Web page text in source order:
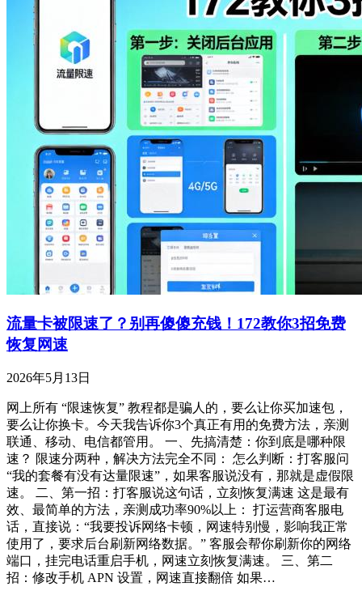
流量卡被限速了？别再傻傻充钱！172教你3招免费
恢复网速
2026年5月13日
网上所有 “限速恢复” 教程都是骗人的，要么让你买加速包，
要么让你换卡。今天我告诉你3个真正有用的免费方法，亲测
联通、移动、电信都管用。 一、先搞清楚：你到底是哪种限
速？ 限速分两种，解决方法完全不同： 怎么判断：打客服问
“我的套餐有没有达量限速”，如果客服说没有，那就是虚假限
速。 二、第一招：打客服说这句话，立刻恢复满速 这是最有
效、最简单的方法，亲测成功率90%以上： 打运营商客服电
话，直接说：“我要投诉网络卡顿，网速特别慢，影响我正常
使用了，要求后台刷新网络数据。” 客服会帮你刷新你的网络
端口，挂完电话重启手机，网速立刻恢复满速。 三、第二
招：修改手机 APN 设置，网速直接翻倍 如果…